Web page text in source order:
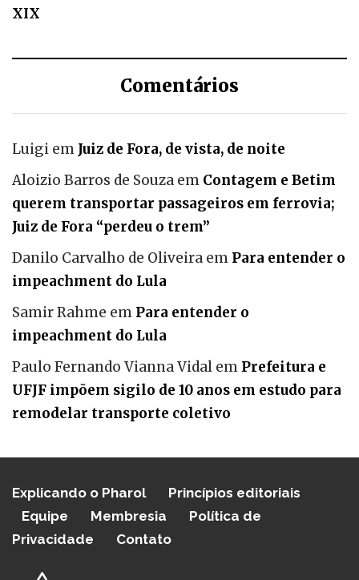
XIX
Comentários
Luigi em Juiz de Fora, de vista, de noite
Aloizio Barros de Souza em Contagem e Betim
querem transportar passageiros em ferrovia;
Juiz de Fora “perdeu o trem”
Danilo Carvalho de Oliveira em Para entender o
impeachment do Lula
Samir Rahme em Para entender o
impeachment do Lula
Paulo Fernando Vianna Vidal em Prefeitura e
UFJF impõem sigilo de 10 anos em estudo para
remodelar transporte coletivo
Explicando o Pharol
Princípios editoriais
Equipe
Membresia
Política de
Privacidade
Contato